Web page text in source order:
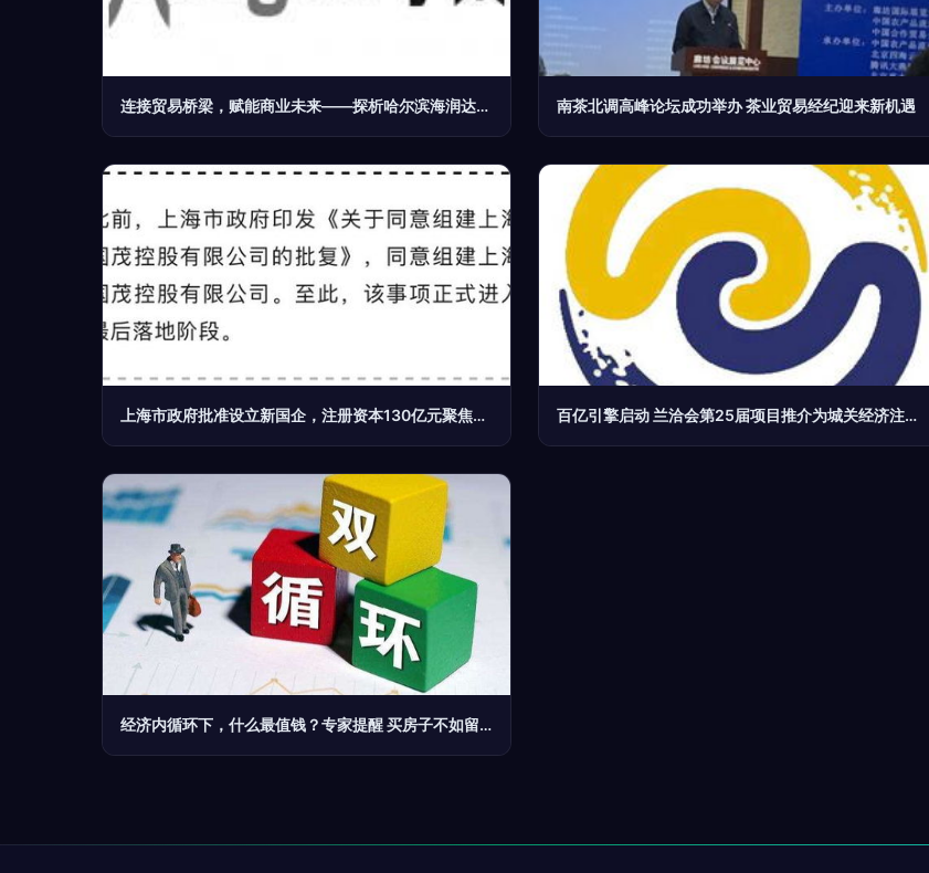
连接贸易桥梁，赋能商业未来——探析哈尔滨海润达经贸有限责任公司的贸易经纪业务 南茶北调高峰论坛成功举办 茶业贸易经纪迎来新机遇
上海市政府批准设立新国企，注册资本130亿元聚焦贸易经纪 百亿引擎启动 兰洽会第25届项目推介为城关经济注入加速度
经济内循环下，什么最值钱？专家提醒 买房子不如留下这两件“硬通货”